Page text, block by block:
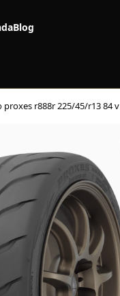
Blog
proxes r888r 225/45/r13 84 v